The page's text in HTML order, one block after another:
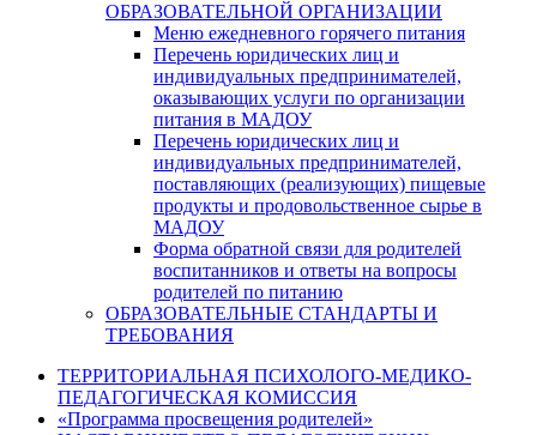
ОБРАЗОВАТЕЛЬНОЙ ОРГАНИЗАЦИИ
Меню ежедневного горячего питания
Перечень юридических лиц и
индивидуальных предпринимателей,
оказывающих услуги по организации
питания в МАДОУ
Перечень юридических лиц и
индивидуальных предпринимателей,
поставляющих (реализующих) пищевые
продукты и продовольственное сырье в
МАДОУ
Форма обратной связи для родителей
воспитанников и ответы на вопросы
родителей по питанию
ОБРАЗОВАТЕЛЬНЫЕ СТАНДАРТЫ И
ТРЕБОВАНИЯ
ТЕРРИТОРИАЛЬНАЯ ПСИХОЛОГО-МЕДИКО-
ПЕДАГОГИЧЕСКАЯ КОМИССИЯ
«Программа просвещения родителей»